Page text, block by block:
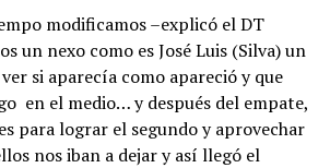
modificamos –explicó el DT
un nexo como es José Luis (Silva) un
si aparecía como apareció y que
en el medio… y después del empate,
para lograr el segundo y aprovechar
nos iban a dejar y así llegó el